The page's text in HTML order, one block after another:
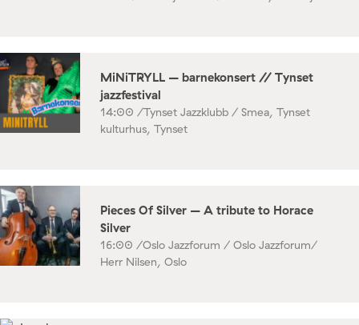
MiNiTRYLL – barnekonsert // Tynset
jazzfestival
14:00 /Tynset Jazzklubb / Smea, Tynset
kulturhus, Tynset
Pieces Of Silver – A tribute to Horace
Silver
16:00 /Oslo Jazzforum / Oslo Jazzforum/
Herr Nilsen, Oslo